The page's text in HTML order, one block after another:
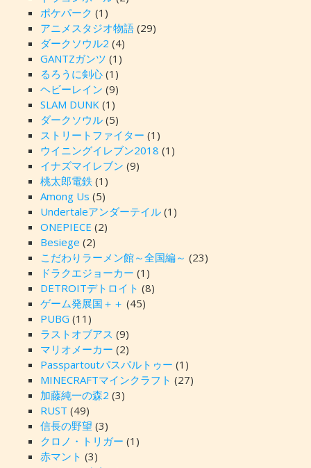
ポケパーク (1)
アニメスタジオ物語(29)
ダークソウル2 (4)
GANTZガンツ (1)
るろうに剣心(1)
ヘビーレイン (9)
SLAM DUNK(1)
ダークソウル(5)
ストリートファイター (1)
ウイニングイレブン2018 (1)
イナズマイレブン (9)
桃太郎電鉄 (1)
Among Us (5)
Undertaleアンダーテイル(1)
ONEPIECE (2)
Besiege (2)
こだわりラーメン館～全国編～ (23)
ドラクエジョーカー (1)
DETROITデトロイト (8)
ゲーム発展国＋＋ (45)
PUBG (11)
ラストオブアス (9)
マリオメーカー (2)
Passpartoutパスパルトゥー (1)
MINECRAFTマインクラフト (27)
加藤純一の森2 (3)
RUST (49)
信長の野望 (3)
クロノ・トリガー (1)
赤マント (3)